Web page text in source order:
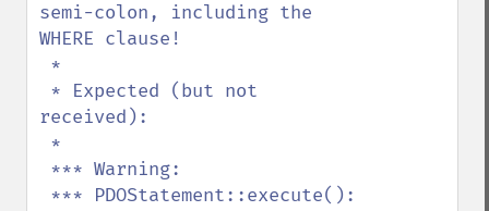
semi-colon, including the
WHERE clause!
received):